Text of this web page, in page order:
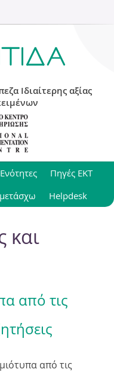
Ιδιαίτερης αξίας
Πηγές ΕΚΤ
Helpdesk
και
από τις
από τις